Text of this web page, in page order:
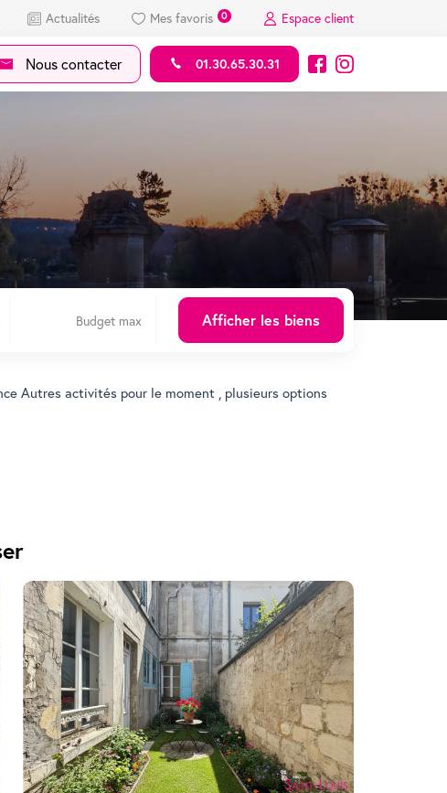
Actualités Mes favoris 0 Espace client
Nous contacter 01.30.65.30.31
Autres activités pour le moment , plusieurs options